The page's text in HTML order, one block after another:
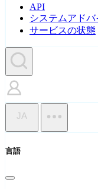
API
システムアドバ
サービスの状態
JA
言語